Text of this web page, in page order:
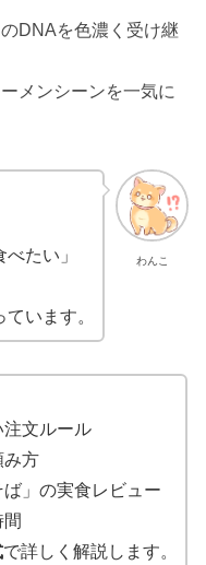
DNAを色濃く受け継
メンシーンを一気に
わんこ
たい」
います。
文ルール
み方
」の実食レビュー
で詳しく解説します。